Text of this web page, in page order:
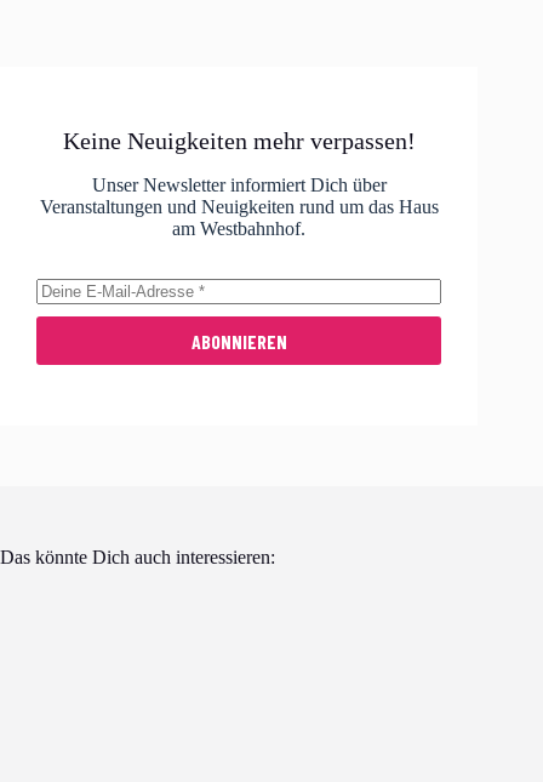
Keine Neuigkeiten mehr verpassen!
Unser Newsletter informiert Dich über
Veranstaltungen und Neuigkeiten rund um das Haus
am Westbahnhof.
ABONNIEREN
Das könnte Dich auch interessieren: